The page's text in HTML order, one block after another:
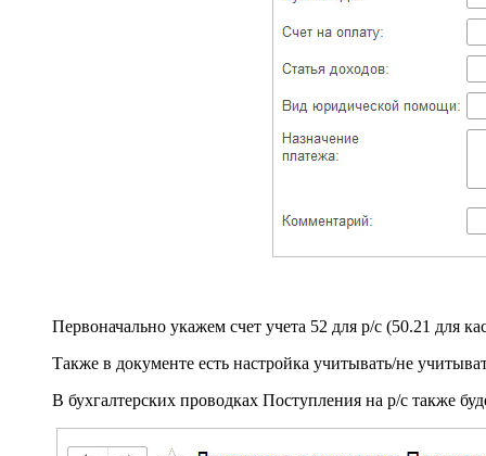
Первоначально укажем счет учета 52 для р/c (50.21 для
Также в документе есть настройка учитывать/не
В бухгалтерских проводках Поступления на р/c также